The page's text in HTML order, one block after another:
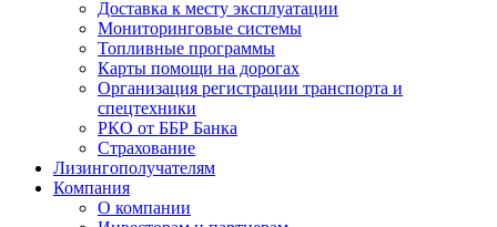
Доставка к месту эксплуатации
Мониторинговые системы
Топливные программы
Карты помощи на дорогах
Организация регистрации транспорта и
спецтехники
РКО от ББР Банка
Страхование
Лизингополучателям
Компания
О компании